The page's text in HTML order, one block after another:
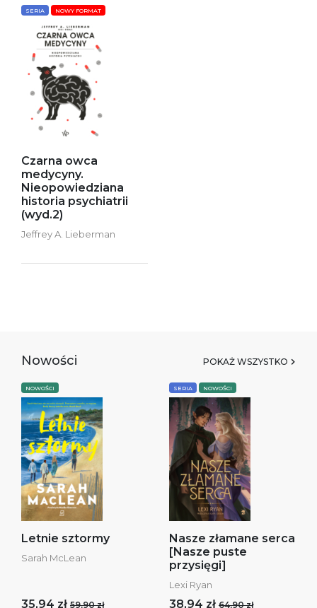
SERIA NOWY FORMAT
Czarna owca
medycyny.
Nieopowiedziana
historia psychiatrii
(wyd.2)
Jeffrey A. Lieberman
Nowości POKAŻ WSZYSTKO
NOWOŚCI
Letnie sztormy
Sarah McLean
35,94 zł 59,90 zł
SERIA NOWOŚCI
Nasze złamane serca
[Nasze puste
przysięgi]
Lexi Ryan
38,94 zł 64,90 zł